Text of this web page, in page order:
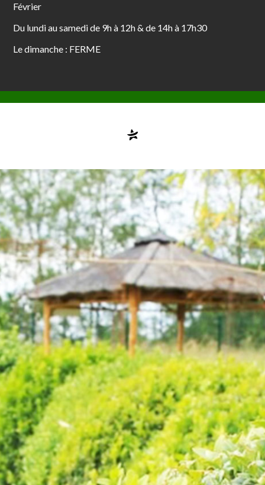
Février
Du lundi au samedi de 9h à 12h & de 14h à 17h30
Le dimanche : FERME